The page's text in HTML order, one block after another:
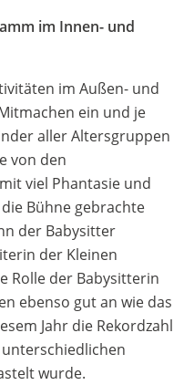
im Innen- und
im Außen- und
ein und je
aller Altersgruppen
von den
viel Phantasie und
Bühne gebrachte
der Babysitter
der Kleinen
Rolle der Babysitterin
ebenso gut an wie das
Jahr die Rekordzahl
wurde.